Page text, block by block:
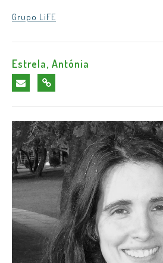
Grupo LiFE
Estrela, Antónia